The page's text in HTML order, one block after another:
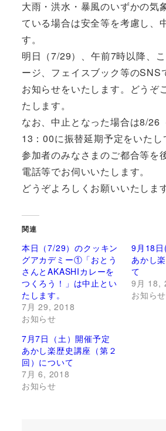
大雨・洪水・暴風のいずかの気
ている場合は安全等を考慮し、
す。
明日（7/29）、午前7時以降、
ージ、フェイスブック等のSNS
お知らせをいたします。どうぞ
たします。
なお、中止となった場合は8/26
13：00に振替延期予定をいたし
参加者のみなさまのご都合等を
電話等でお伺いいたします。
どうぞよろしくお願いいたします
関連
本日（7/29）のクッキン
グアカデミー①「おとう
さんとAKASHIカレーを
つくろう！」は中止とい
たします。
7月 29, 2018
お知らせ
9月18
あかし
て
9月 18,
お知らせ
7月7日（土）開催予定
あかし楽歴史講座（第２
回）について
7月 6, 2018
お知らせ